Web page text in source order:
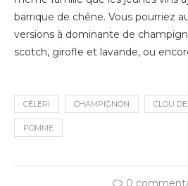
barrique de chêne. Vous pourriez
versions à dominante de
scotch, girofle et lavande, ou
CÉLERI CHAMPIGNON CLOU
POMME
0